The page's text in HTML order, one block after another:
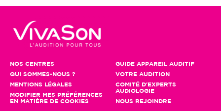
NOS CENTRES
QUI SOMMES-NOUS ?
MENTIONS LÉGALES
MODIFIER MES PRÉFÉRENCES
EN MATIÈRE DE COOKIES
GUIDE APPAREIL AUDITIF
VOTRE AUDITION
COMITÉ D'EXPERTS
AUDIOLOGIE
NOUS REJOINDRE